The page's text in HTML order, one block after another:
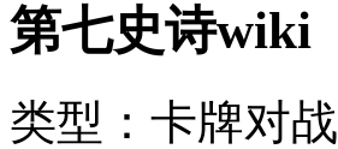
第七史诗wiki
类型：卡牌对战